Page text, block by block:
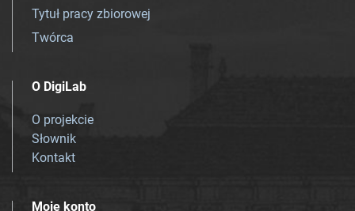
Tytuł pracy zbiorowej
Twórca
O DigiLab
O projekcie
Słownik
Kontakt
Moje konto